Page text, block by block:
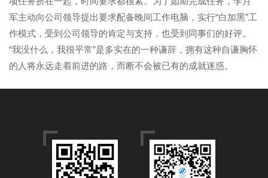
军主动向公司领导提出要求配备晚间工作电脑，实行“白加黑”工
作模式，受到公司领导的肯定与支持，也受到同事们的好评。
“我没什么，我很平常”是多实在的一种谦辞，拥有这种自谦胸怀
的人将永远走着前进的路，而断不会被已有的成就迷惑。